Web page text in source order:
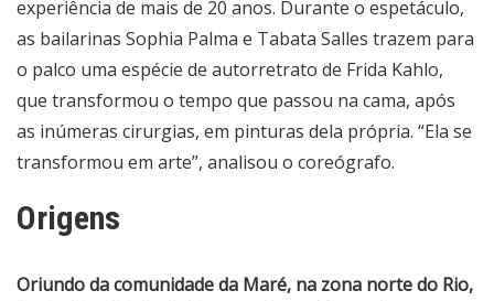
experiência de mais de 20 anos. Durante o espetáculo,
as bailarinas Sophia Palma e Tabata Salles trazem para
o palco uma espécie de autorretrato de Frida Kahlo,
que transformou o tempo que passou na cama, após
as inúmeras cirurgias, em pinturas dela própria. “Ela se
transformou em arte”, analisou o coreógrafo.
Origens
Oriundo da comunidade da Maré, na zona norte do Rio,